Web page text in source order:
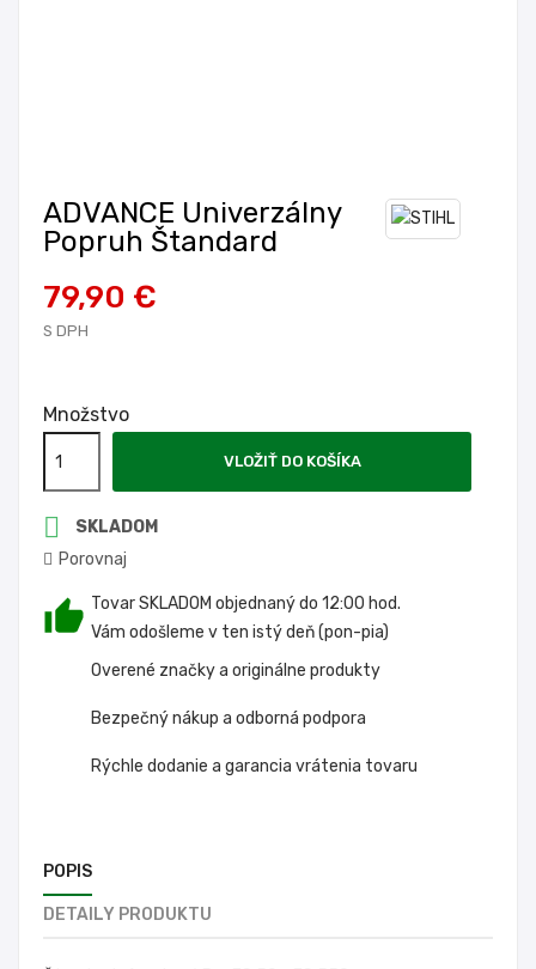
ADVANCE Univerzálny
Popruh Štandard
79,90 €
S DPH
Množstvo
VLOŽIŤ DO KOŠÍKA

SKLADOM
Porovnaj
Tovar SKLADOM objednaný do 12:00 hod.
Vám odošleme v ten istý deň (pon-pia)
Overené značky a originálne produkty
Bezpečný nákup a odborná podpora
Rýchle dodanie a garancia vrátenia tovaru
POPIS
DETAILY PRODUKTU